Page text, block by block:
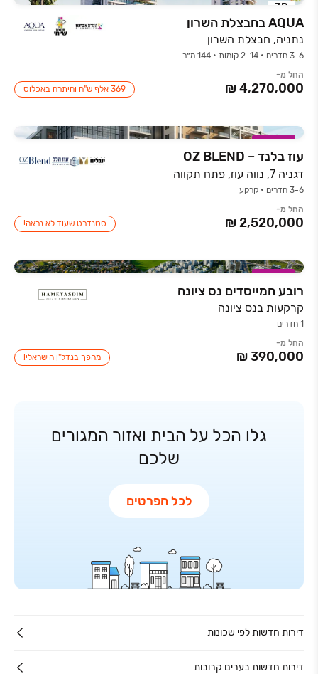
3D
AQUA בחבצלת השרון
נתניה, חבצלת השרון
3-6 חדרים • 2-14 קומות • 144 מ״ר
החל מ-
369 אלף ש"ח והיתרה באכלוס
במבצע
עוז בלנד – OZ BLEND
דגניה 7, נווה עוז, פתח תקווה
3-6 חדרים • קרקע
החל מ-
סטנדרט שעוד לא נראה!
במבצע
רובע המייסדים נס ציונה
קרקעות בנס ציונה
1 חדרים
החל מ-
מהפך בנדל"ן הישראלי!
גלו הכל על הבית ואזור המגורים
שלכם
לכל הפרטים
דירות חדשות לפי שכונות
דירות חדשות בערים קרובות